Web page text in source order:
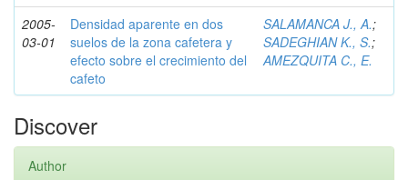
2005-
03-01
Densidad aparente en dos
suelos de la zona cafetera y
efecto sobre el crecimiento del
cafeto
SALAMANCA J., A.;
SADEGHIAN K., S.;
AMEZQUITA C., E.
Discover
Author